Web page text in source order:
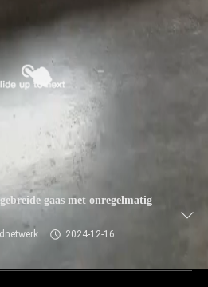
gaas met onregelmatig
2024-12-16